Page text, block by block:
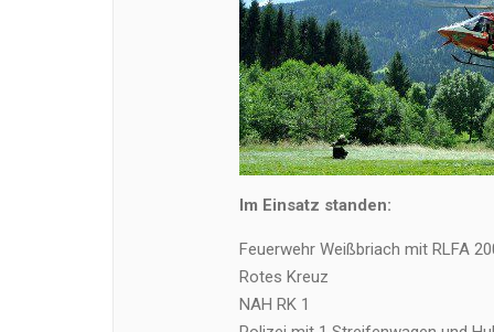
Im Einsatz standen:
Feuerwehr Weißbriach mit RLFA
Rotes Kreuz
NAH RK 1